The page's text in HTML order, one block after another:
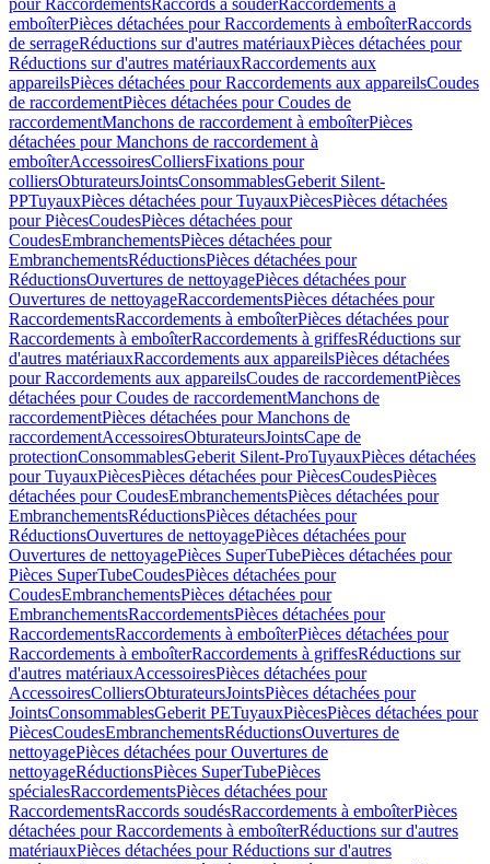
pour RaccordementsRaccords à souderRaccordements à
emboîterPièces détachées pour Raccordements à emboîterRaccords
de serrageRéductions sur d'autres matériauxPièces détachées pour
Réductions sur d'autres matériauxRaccordements aux
appareilsPièces détachées pour Raccordements aux appareilsCoudes
de raccordementPièces détachées pour Coudes de
raccordementManchons de raccordement à emboîterPièces
détachées pour Manchons de raccordement à
emboîterAccessoiresColliersFixations pour
colliersObturateursJointsConsommablesGeberit Silent-
PPTuyauxPièces détachées pour TuyauxPiècesPièces détachées
pour PiècesCoudesPièces détachées pour
CoudesEmbranchementsPièces détachées pour
EmbranchementsRéductionsPièces détachées pour
RéductionsOuvertures de nettoyagePièces détachées pour
Ouvertures de nettoyageRaccordementsPièces détachées pour
RaccordementsRaccordements à emboîterPièces détachées pour
Raccordements à emboîterRaccordements à griffesRéductions sur
d'autres matériauxRaccordements aux appareilsPièces détachées
pour Raccordements aux appareilsCoudes de raccordementPièces
détachées pour Coudes de raccordementManchons de
raccordementPièces détachées pour Manchons de
raccordementAccessoiresObturateursJointsCape de
protectionConsommablesGeberit Silent-ProTuyauxPièces détachées
pour TuyauxPiècesPièces détachées pour PiècesCoudesPièces
détachées pour CoudesEmbranchementsPièces détachées pour
EmbranchementsRéductionsPièces détachées pour
RéductionsOuvertures de nettoyagePièces détachées pour
Ouvertures de nettoyagePièces SuperTubePièces détachées pour
Pièces SuperTubeCoudesPièces détachées pour
CoudesEmbranchementsPièces détachées pour
EmbranchementsRaccordementsPièces détachées pour
RaccordementsRaccordements à emboîterPièces détachées pour
Raccordements à emboîterRaccordements à griffesRéductions sur
d'autres matériauxAccessoiresPièces détachées pour
AccessoiresColliersObturateursJointsPièces détachées pour
JointsConsommablesGeberit PETuyauxPiècesPièces détachées pour
PiècesCoudesEmbranchementsRéductionsOuvertures de
nettoyagePièces détachées pour Ouvertures de
nettoyageRéductionsPièces SuperTubePièces
spécialesRaccordementsPièces détachées pour
RaccordementsRaccords soudésRaccordements à emboîterPièces
détachées pour Raccordements à emboîterRéductions sur d'autres
matériauxPièces détachées pour Réductions sur d'autres